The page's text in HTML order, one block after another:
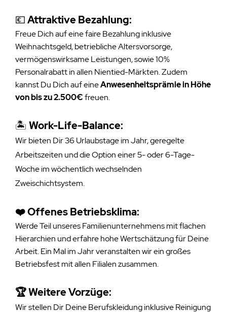
💶Attraktive Bezahlung:
Freue Dich auf eine faire Bezahlung inklusive
Weihnachtsgeld,betriebliche Altersvorsorge,
vermögenswirksame Leistungen, sowie 10%
Personalrabatt in allen Nientied-Märkten. Zudem
kannst Du Dich auf eineAnwesenheitsprämie in Höhe
von bis zu 2.500€freuen.
🏝️ Work-Life-Balance:
Wir bieten Dir 36 Urlaubstage im Jahr, geregelte
Arbeitszeiten und die Option einer 5- oder 6-Tage-
Woche im wöchentlich wechselnden
Zweischichtsystem.
❤️ Offenes Betriebsklima:
Werde Teil unseres Familienunternehmens mit flachen
Hierarchien und erfahre hohe Wertschätzung für Deine
Arbeit. Ein Mal im Jahr veranstalten wir ein großes
Betriebsfest mit allen Filialen zusammen.
🏆Weitere Vorzüge:
Wir stellen Dir Deine Berufskleidung inklusive Reinigung